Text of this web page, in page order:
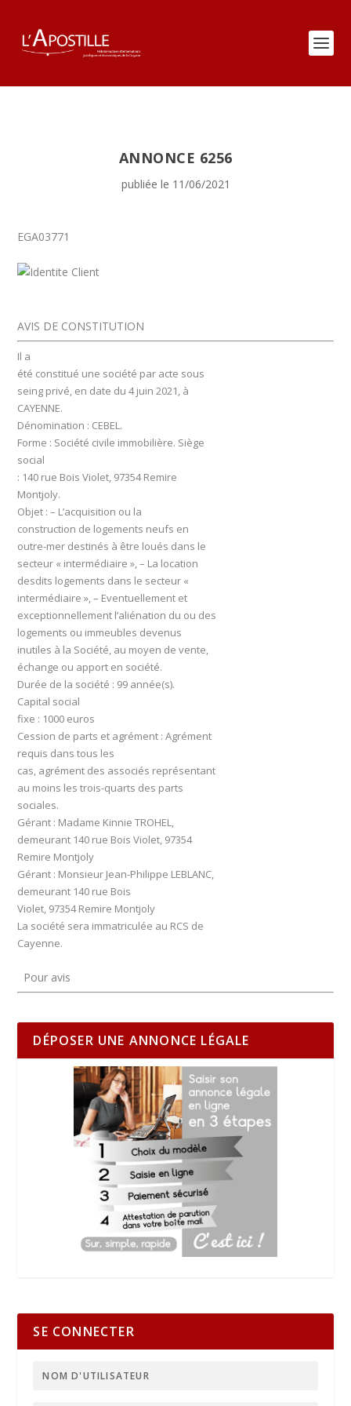
ANNONCE 6256
publiée le 11/06/2021
EGA03771
AVIS DE CONSTITUTION
Il a
été constitué une société par acte sous
seing privé, en date du 4 juin 2021, à
CAYENNE.
Dénomination : CEBEL.
Forme : Société civile immobilière. Siège
social
: 140 rue Bois Violet, 97354 Remire
Montjoly.
Objet : – L’acquisition ou la
construction de logements neufs en
outre-mer destinés à être loués dans le
secteur « intermédiaire », – La location
desdits logements dans le secteur «
intermédiaire », – Eventuellement et
exceptionnellement l’aliénation du ou des
logements ou immeubles devenus
inutiles à la Société, au moyen de vente,
échange ou apport en société.
Durée de la société : 99 année(s).
Capital social
fixe : 1000 euros
Cession de parts et agrément : Agrément
requis dans tous les
cas, agrément des associés représentant
au moins les trois-quarts des parts
sociales.
Gérant : Madame Kinnie TROHEL,
demeurant 140 rue Bois Violet, 97354
Remire Montjoly
Gérant : Monsieur Jean-Philippe LEBLANC,
demeurant 140 rue Bois
Violet, 97354 Remire Montjoly
La société sera immatriculée au RCS de
Cayenne.
Pour avis
DÉPOSER UNE ANNONCE LÉGALE
SE CONNECTER